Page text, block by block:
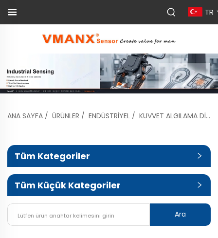
TR
ANA SAYFA / ÜRÜNLER / ENDÜSTRIYEL / KUVVET ALGILAMA DIRENCI
Tüm Kategoriler
Tüm Küçük Kategoriler
Ara